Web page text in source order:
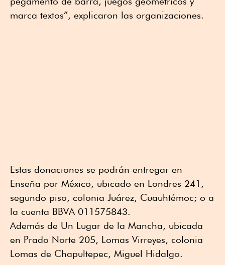
marca textos”, explicaron las organizaciones.
Estas donaciones se podrán entregar en
Enseña por México, ubicado en Londres 241,
segundo piso, colonia Juárez, Cuauhtémoc; o a
la cuenta BBVA 011575843.
Además de Un Lugar de la Mancha, ubicada
en Prado Norte 205, Lomas Virreyes, colonia
Lomas de Chapultepec, Miguel Hidalgo.